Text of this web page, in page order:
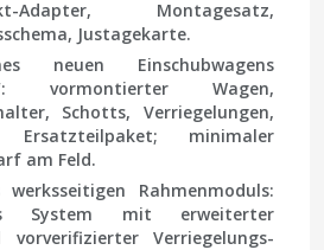
Adapter, Montagesatz,
Justagekarte.
neuen Einschubwagens
vormontierter Wagen,
Schotts, Verriegelungen,
Ersatzteilpaket; minimaler
am Feld.
Rahmenmoduls:
System mit erweiterter
Verriegelungs-